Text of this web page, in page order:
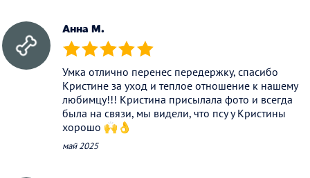
Анна М.
(*) (*) (*) (*) (*)
Умка отлично перенес передержку, спасибо
Кристине за уход и теплое отношение к нашему
любимцу!!! Кристина присылала фото и всегда
была на связи, мы видели, что псу у Кристины
хорошо 🙌👌
май 2025